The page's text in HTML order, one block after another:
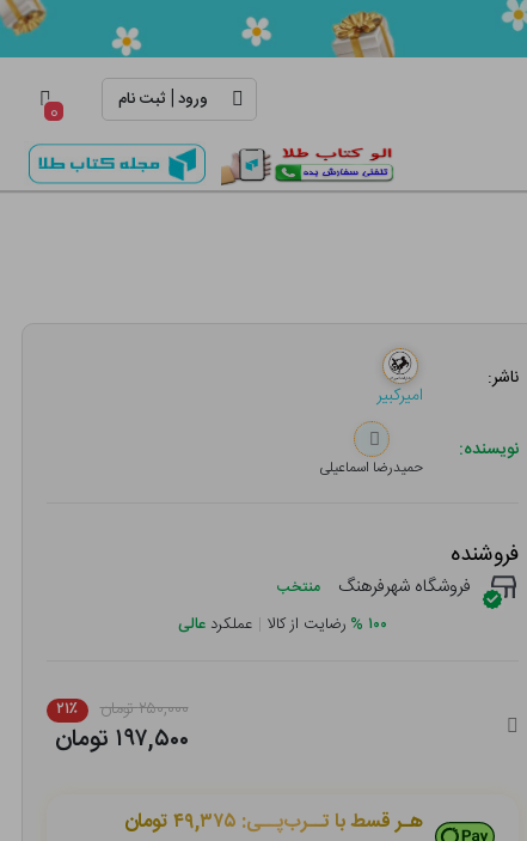
ورود| ثبت نام ۰
ناشر:
امیرکبیر
نویسنده:
حمیدرضا اسماعیلی
فروشنده
فروشگاه شهرفرهنگ منتخب
۱۰۰ % رضایت از کالا | عملکرد عالی
۲۵۰,۰۰۰ تومان ۲۱٪
۱۹۷,۵۰۰ تومان
هـر قسط با تــرب‌پــی: ۴۹,۳۷۵ تومان